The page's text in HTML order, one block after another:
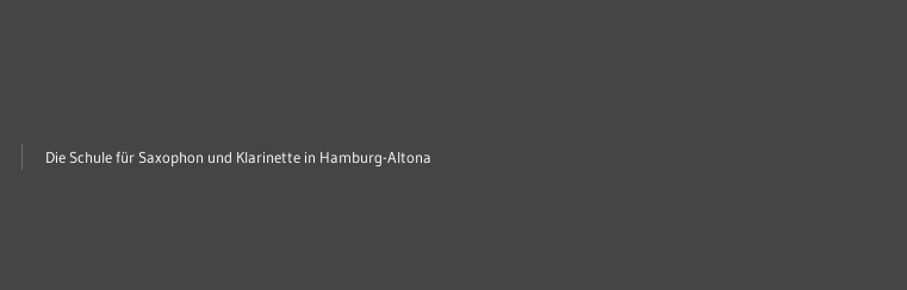
Die Schule für Saxophon und Klarinette in Hamburg-Altona